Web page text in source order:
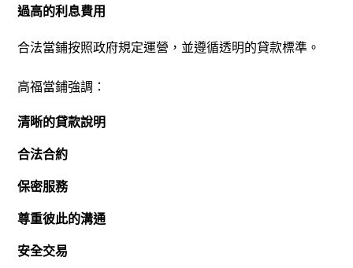
過高的利息費用
合法當鋪按照政府規定運營，並遵循透明的貸款標準。
高福當鋪強調：
清晰的貸款說明
合法合約
保密服務
尊重彼此的溝通
安全交易